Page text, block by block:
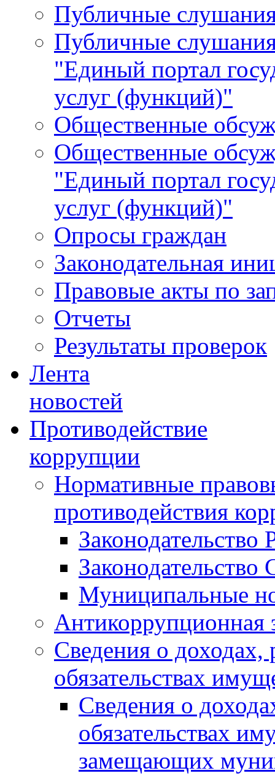
Публичные
Публичные
"Единый портал
услуг (функций)"
Общественные
Общественные
"Единый портал
услуг (функций)"
Опросы граждан
Законодательная
Правовые акты по
Отчеты
Результаты проверок
Лента
новостей
Противодействие
коррупции
Нормативные
противодействия
Законодательство
Муниципальные
Антикоррупционная
Сведения о доходах,
обязательствах
Сведения о
обязательствах
замещающих